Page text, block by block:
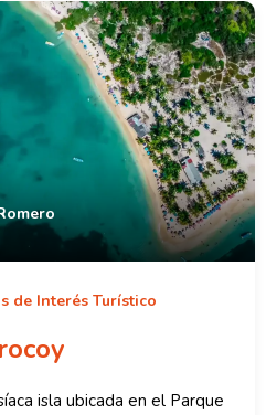
de Interés Turístico
isla ubicada en el Parque